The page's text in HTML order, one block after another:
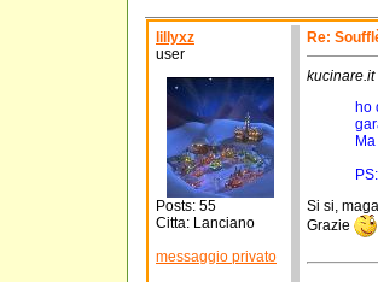
lillyxz
user
Posts: 55
Citta: Lanciano
messaggio privato
Re:
kucinare.it
ho
Si si,
Grazie